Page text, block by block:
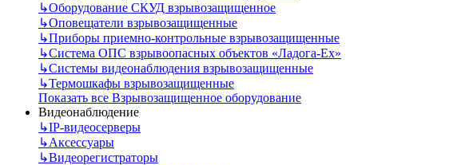
↳Оборудование СКУД взрывозащищенное
↳Оповещатели взрывозащищенные
↳Приборы приемно-контрольные взрывозащищенные
↳Система ОПС взрывоопасных объектов «Ладога-Ex»
↳Системы видеонаблюдения взрывозащищенные
↳Термошкафы взрывозащищенные
Показать все Взрывозащищенное оборудование
Видеонаблюдение
↳IP-видеосерверы
↳Аксессуары
↳Видеорегистраторы